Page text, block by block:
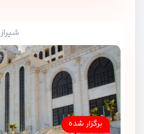
شیراز
برگزار شده